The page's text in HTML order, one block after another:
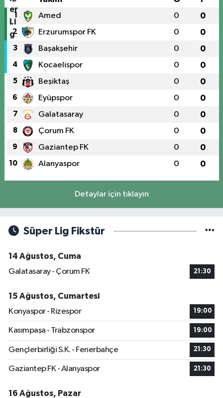
1 Amed 0 0
2 Erzurumspor FK 0 0
3 Başakşehir 0 0
4 Kocaelispor 0 0
5 Beşiktaş 0 0
6 Eyüpspor 0 0
7 Galatasaray 0 0
8 Çorum FK 0 0
9 Gaziantep FK 0 0
10 Alanyaspor 0 0
Detaylar için tıklayın
Süper Lig Fikstür
14 Ağustos, Cuma
Galatasaray - Çorum FK
21:30
15 Ağustos, Cumartesi
Konyaspor - Rizespor
19:00
Kasımpaşa - Trabzonspor 19:00
Gençlerbirliği S.K. - Fenerbahçe 21:30
Gaziantep FK - Alanyaspor 21:30
16 Ağustos, Pazar